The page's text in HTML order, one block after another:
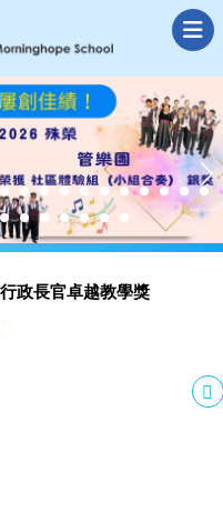
政長官卓越教學獎